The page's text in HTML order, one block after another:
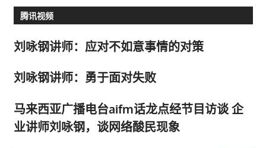
腾讯视频
刘咏钢讲师：应对不如意事情的对策
刘咏钢讲师：勇于面对失败
马来西亚广播电台aifm话龙点经节目访谈 企
业讲师刘咏钢，谈网络酸民现象